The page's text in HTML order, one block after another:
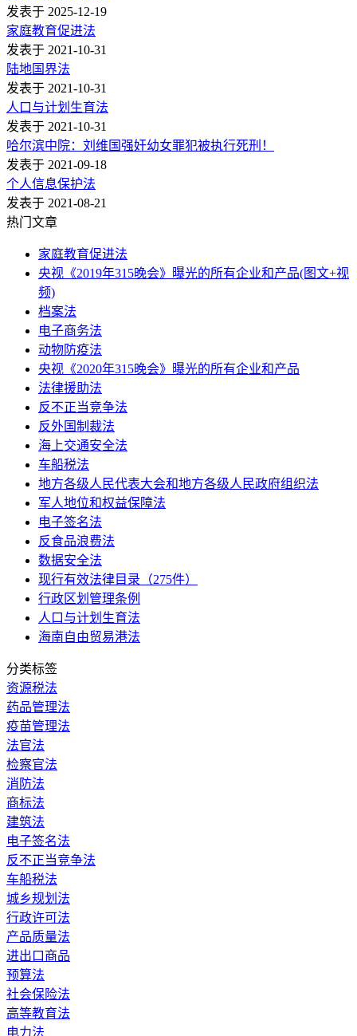
发表于 2025-12-19
家庭教育促进法
发表于 2021-10-31
陆地国界法
发表于 2021-10-31
人口与计划生育法
发表于 2021-10-31
哈尔滨中院：刘维国强奸幼女罪犯被执行死刑！
发表于 2021-09-18
个人信息保护法
发表于 2021-08-21
热门文章
家庭教育促进法
央视《2019年315晚会》曝光的所有企业和产品(图文+视
频)
档案法
电子商务法
动物防疫法
央视《2020年315晚会》曝光的所有企业和产品
法律援助法
反不正当竞争法
反外国制裁法
海上交通安全法
车船税法
地方各级人民代表大会和地方各级人民政府组织法
军人地位和权益保障法
电子签名法
反食品浪费法
数据安全法
现行有效法律目录（275件）
行政区划管理条例
人口与计划生育法
海南自由贸易港法
分类标签
资源税法
药品管理法
疫苗管理法
法官法
检察官法
消防法
商标法
建筑法
电子签名法
反不正当竞争法
车船税法
城乡规划法
行政许可法
产品质量法
进出口商品
预算法
社会保险法
高等教育法
电力法